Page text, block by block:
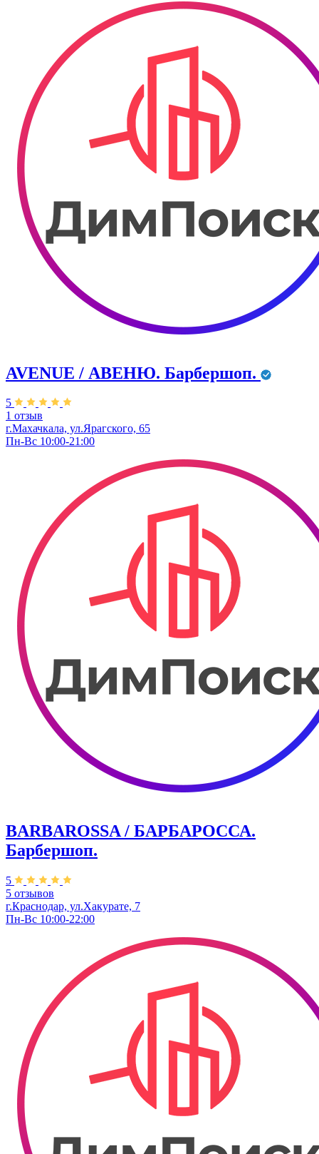
AVENUE / АВЕНЮ. Барбершоп.
5
1 отзыв
г.Махачкала, ул.Ярагского, 65
Пн-Вс 10:00-21:00
BARBAROSSA / БАРБАРОССА.
Барбершоп.
5
5 отзывов
г.Краснодар, ул.Хакурате, 7
Пн-Вс 10:00-22:00